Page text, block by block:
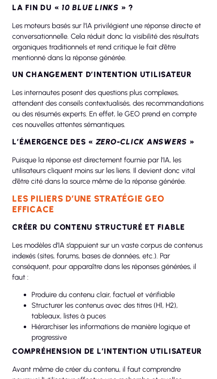
LA FIN DU « 10 BLUE LINKS » ?
Les moteurs basés sur l’IA privilégient une réponse directe et
conversationnelle. Cela réduit donc la visibilité des résultats
organiques traditionnels et rend critique le fait d’être
mentionné dans la réponse générée.
UN CHANGEMENT D’INTENTION UTILISATEUR
Les internautes posent des questions plus complexes,
attendent des conseils contextualisés, des recommandations
ou des résumés experts. En effet, le GEO prend en compte
ces nouvelles attentes sémantiques.
L’ÉMERGENCE DES « ZERO-CLICK ANSWERS »
Puisque la réponse est directement fournie par l’IA, les
utilisateurs cliquent moins sur les liens. Il devient donc vital
d’être cité dans la source même de la réponse générée.
LES PILIERS D’UNE STRATÉGIE GEO
EFFICACE
CRÉER DU CONTENU STRUCTURÉ ET FIABLE
Les modèles d’IA s’appuient sur un vaste corpus de contenus
indexés (sites, forums, bases de données, etc.). Par
conséquent, pour apparaître dans les réponses générées, il
faut :
Produire du contenu clair, factuel et vérifiable
Structurer les contenus avec des titres (H1, H2),
tableaux, listes à puces
Hiérarchiser les informations de manière logique et
progressive
COMPRÉHENSION DE L’INTENTION UTILISATEUR
Avant même de créer du contenu, il faut comprendre